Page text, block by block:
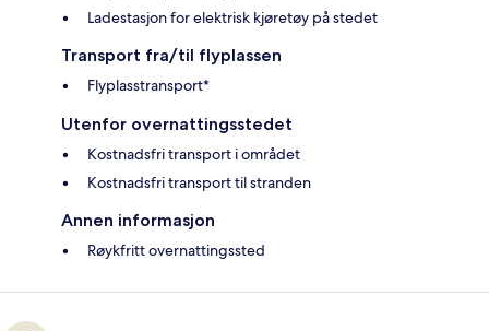
Ladestasjon for elektrisk kjøretøy på stedet
Transport fra/til flyplassen
Flyplasstransport*
Utenfor overnattingsstedet
Kostnadsfri transport i området
Kostnadsfri transport til stranden
Annen informasjon
Røykfritt overnattingssted